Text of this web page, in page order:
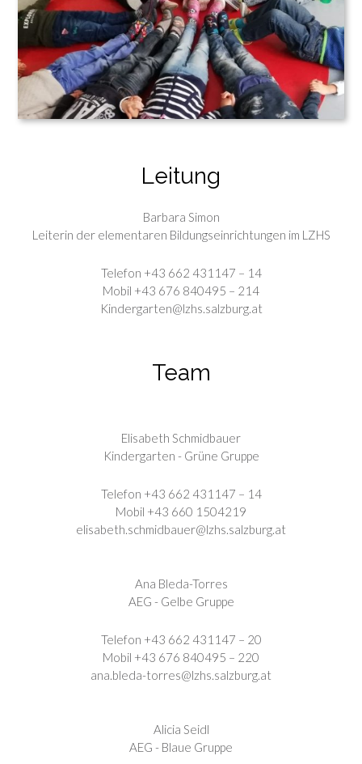
Leitung
Barbara Simon
Leiterin der elementaren Bildungseinrichtungen im LZHS
Telefon +43 662 431147 – 14
Mobil +43 676 840495 – 214
Kindergarten@lzhs.salzburg.at
Team
Elisabeth Schmidbauer
Kindergarten - Grüne Gruppe
Telefon +43 662 431147 – 14
Mobil +43 660 1504219
elisabeth.schmidbauer@lzhs.salzburg.at
Ana Bleda-Torres
AEG - Gelbe Gruppe
Telefon +43 662 431147 – 20
Mobil +43 676 840495 – 220
ana.bleda-torres@lzhs.salzburg.at
Alicia Seidl
AEG - Blaue Gruppe